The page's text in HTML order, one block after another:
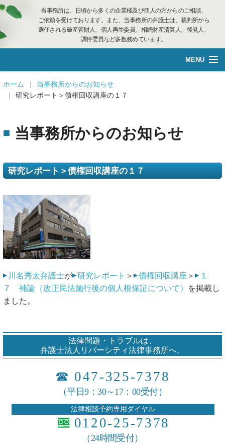
当事務所は、日頃から多くの企業様及び個人の方からのご相談、
ご依頼を受けております。また、当事務所の弁護士は、裁判所から
選任される破産管財人、個人再生委員、相続財産清算人、後見人、
調停委員など多数務めています。
MENU
総合案内
企業再生·個人借金
ホーム
当事務所からのお知らせ
研究レポート＞債権回収講座の１７
当事務所からのお知らせ
研究レポート＞債権回収講座の１７
川名秀太弁護士が 研究レポート ＞ 債権回収講座 ＞
１
７ 補論（改正民法施行後の個人根保証について）
を掲載し
ました。
法律問題・トラブルは、
弁護士法人リバーシティ法律事務所へ。
☎ 047-325-7378
（平日9：30～17：00受付）
法律相談予約専用ダイヤル
0120-25-7378
（24時間受付）